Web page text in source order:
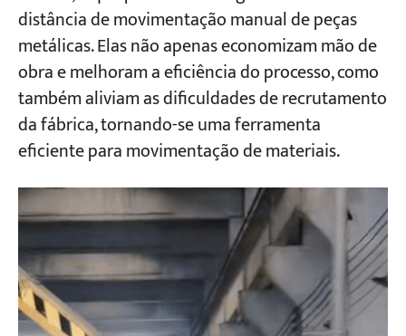
distância de movimentação manual de peças
metálicas. Elas não apenas economizam mão de
obra e melhoram a eficiência do processo, como
também aliviam as dificuldades de recrutamento
da fábrica, tornando-se uma ferramenta
eficiente para movimentação de materiais.